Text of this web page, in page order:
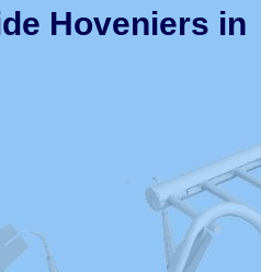
Hoveniers in